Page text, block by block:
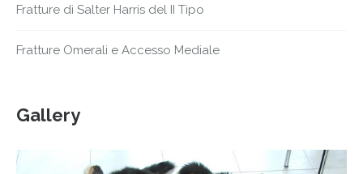
Fratture di Salter Harris del II Tipo
Fratture Omerali e Accesso Mediale
Gallery